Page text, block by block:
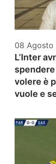
08 Agosto
L’Inter
volere è
vuole e